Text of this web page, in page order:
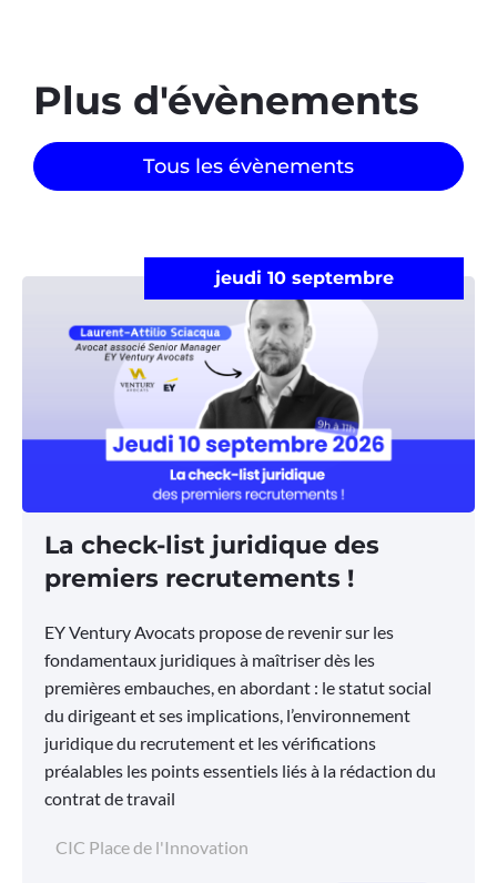
Plus d'évènements​
Tous les évènements
jeudi 10 septembre
La check-list juridique des
premiers recrutements !
EY Ventury Avocats propose de revenir sur les
fondamentaux juridiques à maîtriser dès les
premières embauches, en abordant : le statut social
du dirigeant et ses implications, l’environnement
juridique du recrutement et les vérifications
préalables les points essentiels liés à la rédaction du
contrat de travail
CIC Place de l'Innovation